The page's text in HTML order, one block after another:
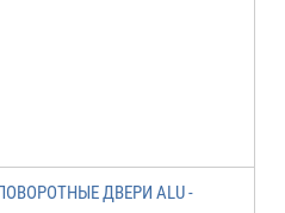
ДВЕРИ ALU -